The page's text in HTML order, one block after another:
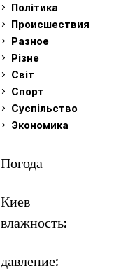
Політика
Происшествия
Разное
Різне
Світ
Спорт
Суспільство
Экономика
Погода
Киев
влажность:
давление: